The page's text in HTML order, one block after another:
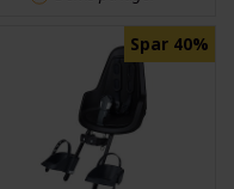
Spar 40%